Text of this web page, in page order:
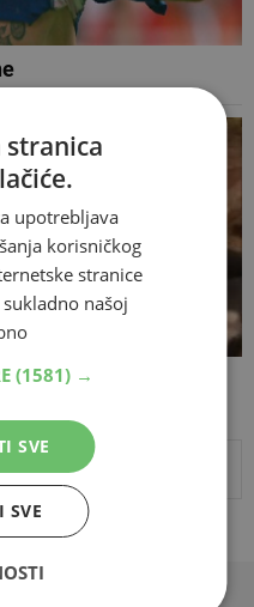
hit na internetu
VIJESTI
upotrebljava
korisničkog
stranice
našoj
(1581) →
SVE
SVE